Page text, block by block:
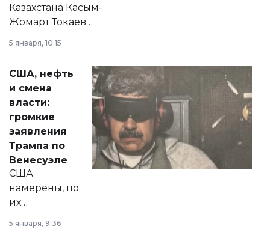
Казахстана Касым-
Жомарт Токаев
сразу несколько
актуальных тем —
от слухов о
политических
реформах до
вопросов армии,
экономики и
личного здоровья.
5 января, 10:15
США, нефть
и смена
власти:
громкие
заявления
Трампа по
Венесуэле
США
намерены, по
их
принести
5 января, 9:36